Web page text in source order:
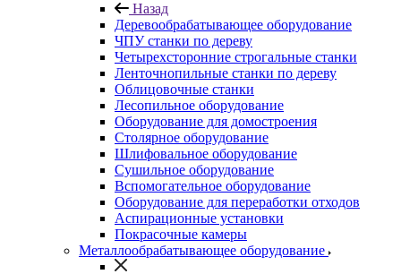
Назад
Деревообрабатывающее оборудование
ЧПУ станки по дереву
Четырехсторонние строгальные станки
Ленточнопильные станки по дереву
Облицовочные станки
Лесопильное оборудование
Оборудование для домостроения
Столярное оборудование
Шлифовальное оборудование
Сушильное оборудование
Вспомогательное оборудование
Оборудование для переработки отходов
Аспирационные установки
Покрасочные камеры
Металлообрабатывающее оборудование